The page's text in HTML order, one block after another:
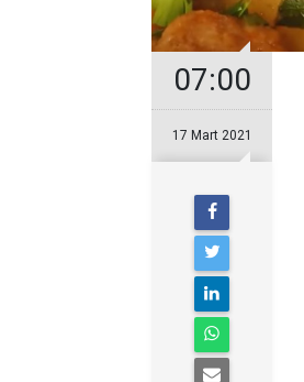
07:00
17 Mart 2021